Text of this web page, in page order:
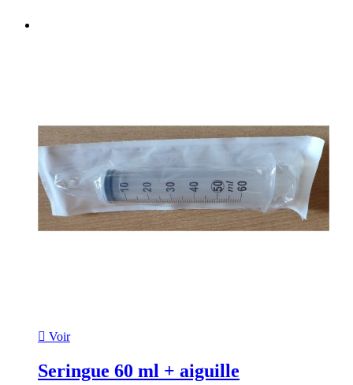
 Voir
Seringue 60 ml + aiguille